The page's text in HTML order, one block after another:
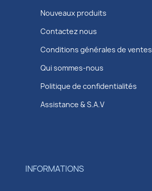
Nouveaux produits
Contactez nous
Conditions générales de ventes
Qui sommes-nous
Politique de confidentialités
Assistance & S.A.V
INFORMATIONS